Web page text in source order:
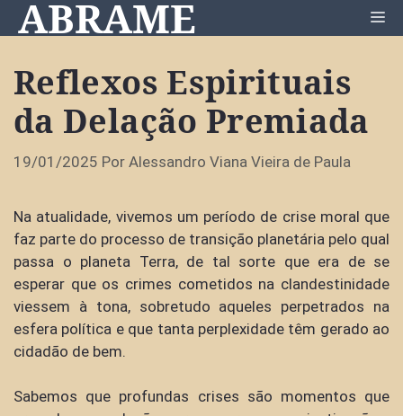
Pular
para
conteúdo
ABRAME
Reflexos Espirituais
da Delação Premiada
19/01/2025 Por Alessandro Viana Vieira de Paula
Na atualidade, vivemos um período de crise moral que
faz parte do processo de transição planetária pelo qual
passa o planeta Terra, de tal sorte que era de se
esperar que os crimes cometidos na clandestinidade
viessem à tona, sobretudo aqueles perpetrados na
esfera política e que tanta perplexidade têm gerado ao
cidadão de bem.
Sabemos que profundas crises são momentos que